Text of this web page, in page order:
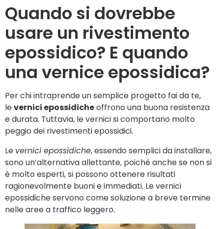
Quando si dovrebbe
usare un rivestimento
epossidico? E quando
una vernice epossidica?
Per chi intraprende un semplice progetto fai da te,
levernici epossidicheoffrono una buona resistenza
e durata. Tuttavia, le vernici si comportano molto
peggio dei rivestimenti epossidici.
Le vernici epossidiche, essendo semplici da installare,
sono un’alternativa allettante, poiché anche se non si
è molto esperti, si possono ottenere risultati
ragionevolmente buoni e immediati. Le vernici
epossidiche servono come soluzione a breve termine
nelle aree a traffico leggero.